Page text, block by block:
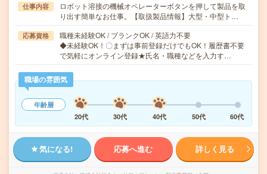
仕事内容
ロボット溶接の機械オペレーターボタンを押して製品を取
り出す簡単なお仕事。【取扱製品情報】大型・中型ト…
応募資格
職種未経験OK / ブランクOK / 英語力不要
◆未経験OK！〇まずは事前登録だけでもOK！履歴書不要
で気軽にオンライン登録★氏名・職種などを入力す…
職場の雰囲気
年齢層
20代
30代 40代 50代 60代
気になる! 応募へ進む 詳しく見る